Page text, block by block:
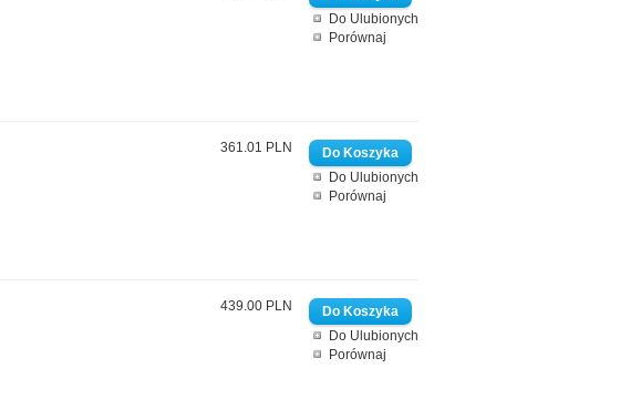
Do Ulubionych
Porównaj
Do Ulubionych
Porównaj
361.01 PLN
Do Ulubionych
Porównaj
439.00 PLN